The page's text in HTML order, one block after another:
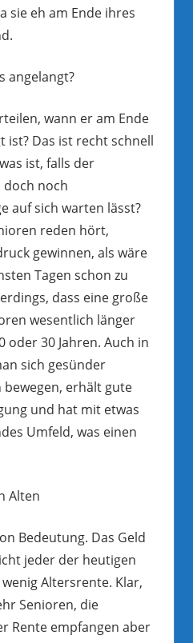
sie eh am Ende ihres
angelangt?
wann er am Ende
ist? Das ist recht schnell
ist, falls der
doch noch
auf sich warten lässt?
reden hört,
gewinnen, als wäre
Tagen schon zu
dass eine große
wesentlich länger
oder 30 Jahren. Auch in
sich gesünder
erhält gute
und hat mit etwas
Umfeld, was einen
Alten
Bedeutung. Das Geld
jeder der heutigen
Altersrente. Klar,
Senioren, die
Rente empfangen aber